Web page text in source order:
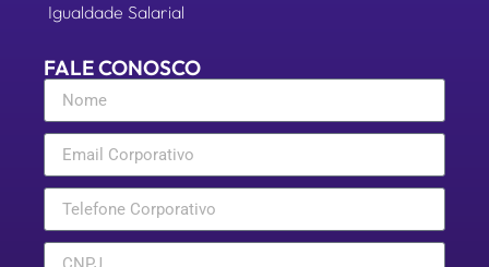
Igualdade Salarial
FALE CONOSCO